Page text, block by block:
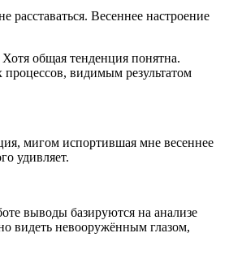
Весеннее настроение
общая тенденция понятна.
видимым результатом
мигом испортившая мне весеннее
удивляет.
выводы базируются на анализе
видеть невооружённым глазом,